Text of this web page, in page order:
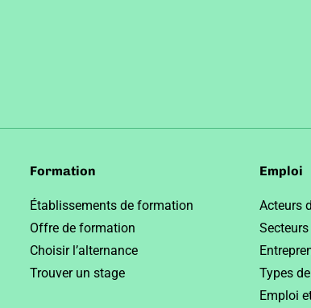
Formation
Établissements de formation
Offre de formation
Choisir l’alternance
Trouver un stage
Emploi
Acteurs
Types
Emploi